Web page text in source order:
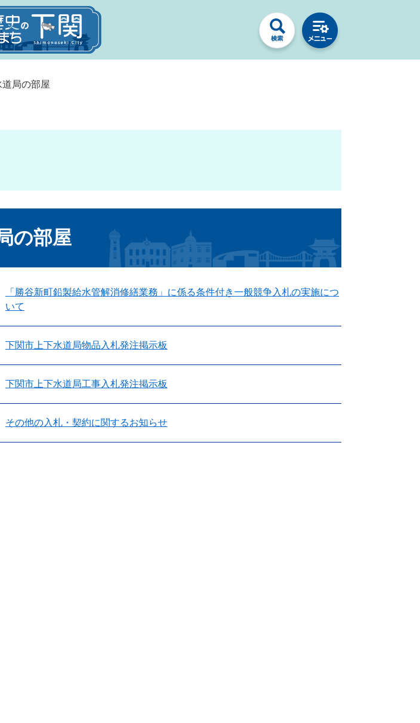
道局の部屋
の部屋
「勝谷新町鉛製給水管解消修繕業務」に係る条件付き一般競争入札の実施につ
いて
下関市上下水道局物品入札発注掲示板
下関市上下水道局工事入札発注掲示板
その他の入札・契約に関するお知らせ